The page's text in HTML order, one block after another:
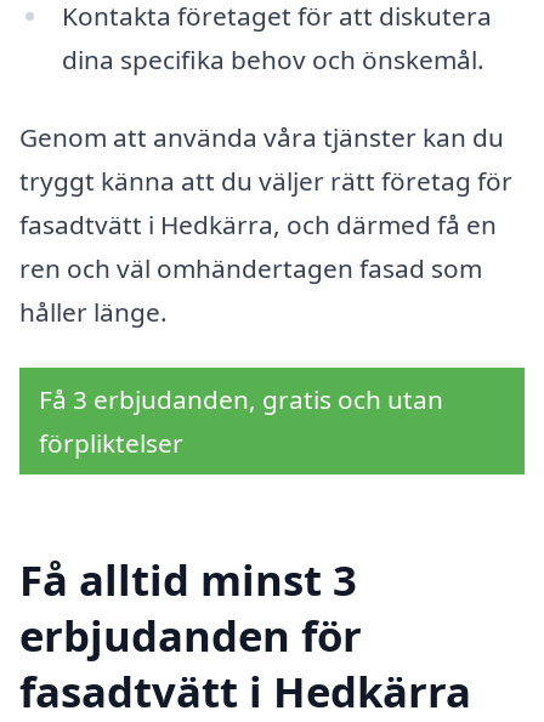
Kontakta företaget för att diskutera
dina specifika behov och önskemål.
Genom att använda våra tjänster kan du
tryggt känna att du väljer rätt företag för
fasadtvätt i Hedkärra, och därmed få en
ren och väl omhändertagen fasad som
håller länge.
Få 3 erbjudanden, gratis och utan
förpliktelser
Få alltid minst 3
erbjudanden för
fasadtvätt i Hedkärra